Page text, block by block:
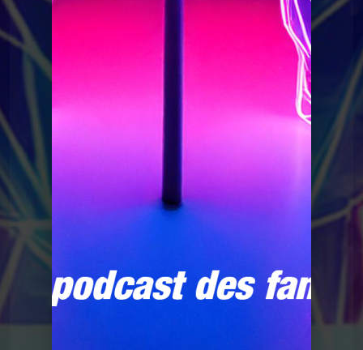
Le Poing G Le point G! 2 Le fantasme de la plage
Le Point G! 2 La sidérodromophilie
Le Poing G Le Point G! La soceraphilie
Le Poing G Le Point G! 2 L’autoscopophilie